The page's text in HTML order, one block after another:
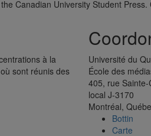
Canadian University Student Press.
à la
sont réunis des
Université du
École des
405, rue
local J-3170
Montréal,
Bottin
Carte